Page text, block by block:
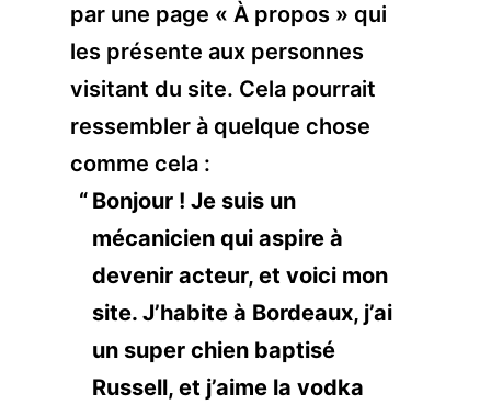
par une page « À propos » qui
les présente aux personnes
visitant du site. Cela pourrait
ressembler à quelque chose
comme cela :
Bonjour ! Je suis un
mécanicien qui aspire à
devenir acteur, et voici mon
site. J’habite à Bordeaux, j’ai
un super chien baptisé
Russell, et j’aime la vodka